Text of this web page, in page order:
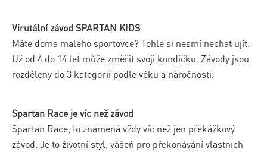
Virutální závod SPARTAN KIDS
Máte doma malého sportovce? Tohle si nesmí nechat ujít.
Už od 4 do 14 let může změřit svoji kondičku. Závody jsou
rozděleny do 3 kategorií podle věku a náročnosti.
Spartan Race je víc než závod
Spartan Race, to znamená vždy víc než jen překážkový
závod. Je to životní styl, vášeň pro překonávání vlastních